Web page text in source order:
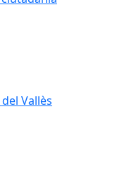
Vallès